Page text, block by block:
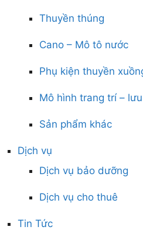
Thuyền thúng
Cano – Mô tô nước
Phụ kiện thuyền
Mô hình trang trí –
Sản phẩm khác
Dịch vụ
Dịch vụ bảo dưỡng
Dịch vụ cho thuê
Tin Tức